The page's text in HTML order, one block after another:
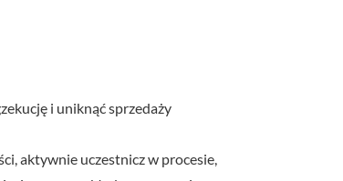
i uniknąć sprzedaży
aktywnie uczestnicz w procesie,